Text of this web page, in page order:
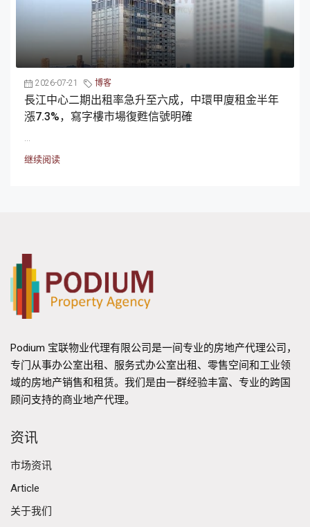
2026-07-21 博客
長江中心二期出租率急升至六成，中環甲廈租金半年
漲7.3%，寫字樓市場復甦信號明確
...
继续阅读
Podium 宝联物业代理有限公司是一间专业的房地产代理公司，
专门从事办公室出租、服务式办公室出租、零售空间和工业领
域的房地产销售和租赁。我们是由一群经验丰富、专业的跨国
顾问支持的商业地产代理。
资讯
市场资讯
Article
关于我们